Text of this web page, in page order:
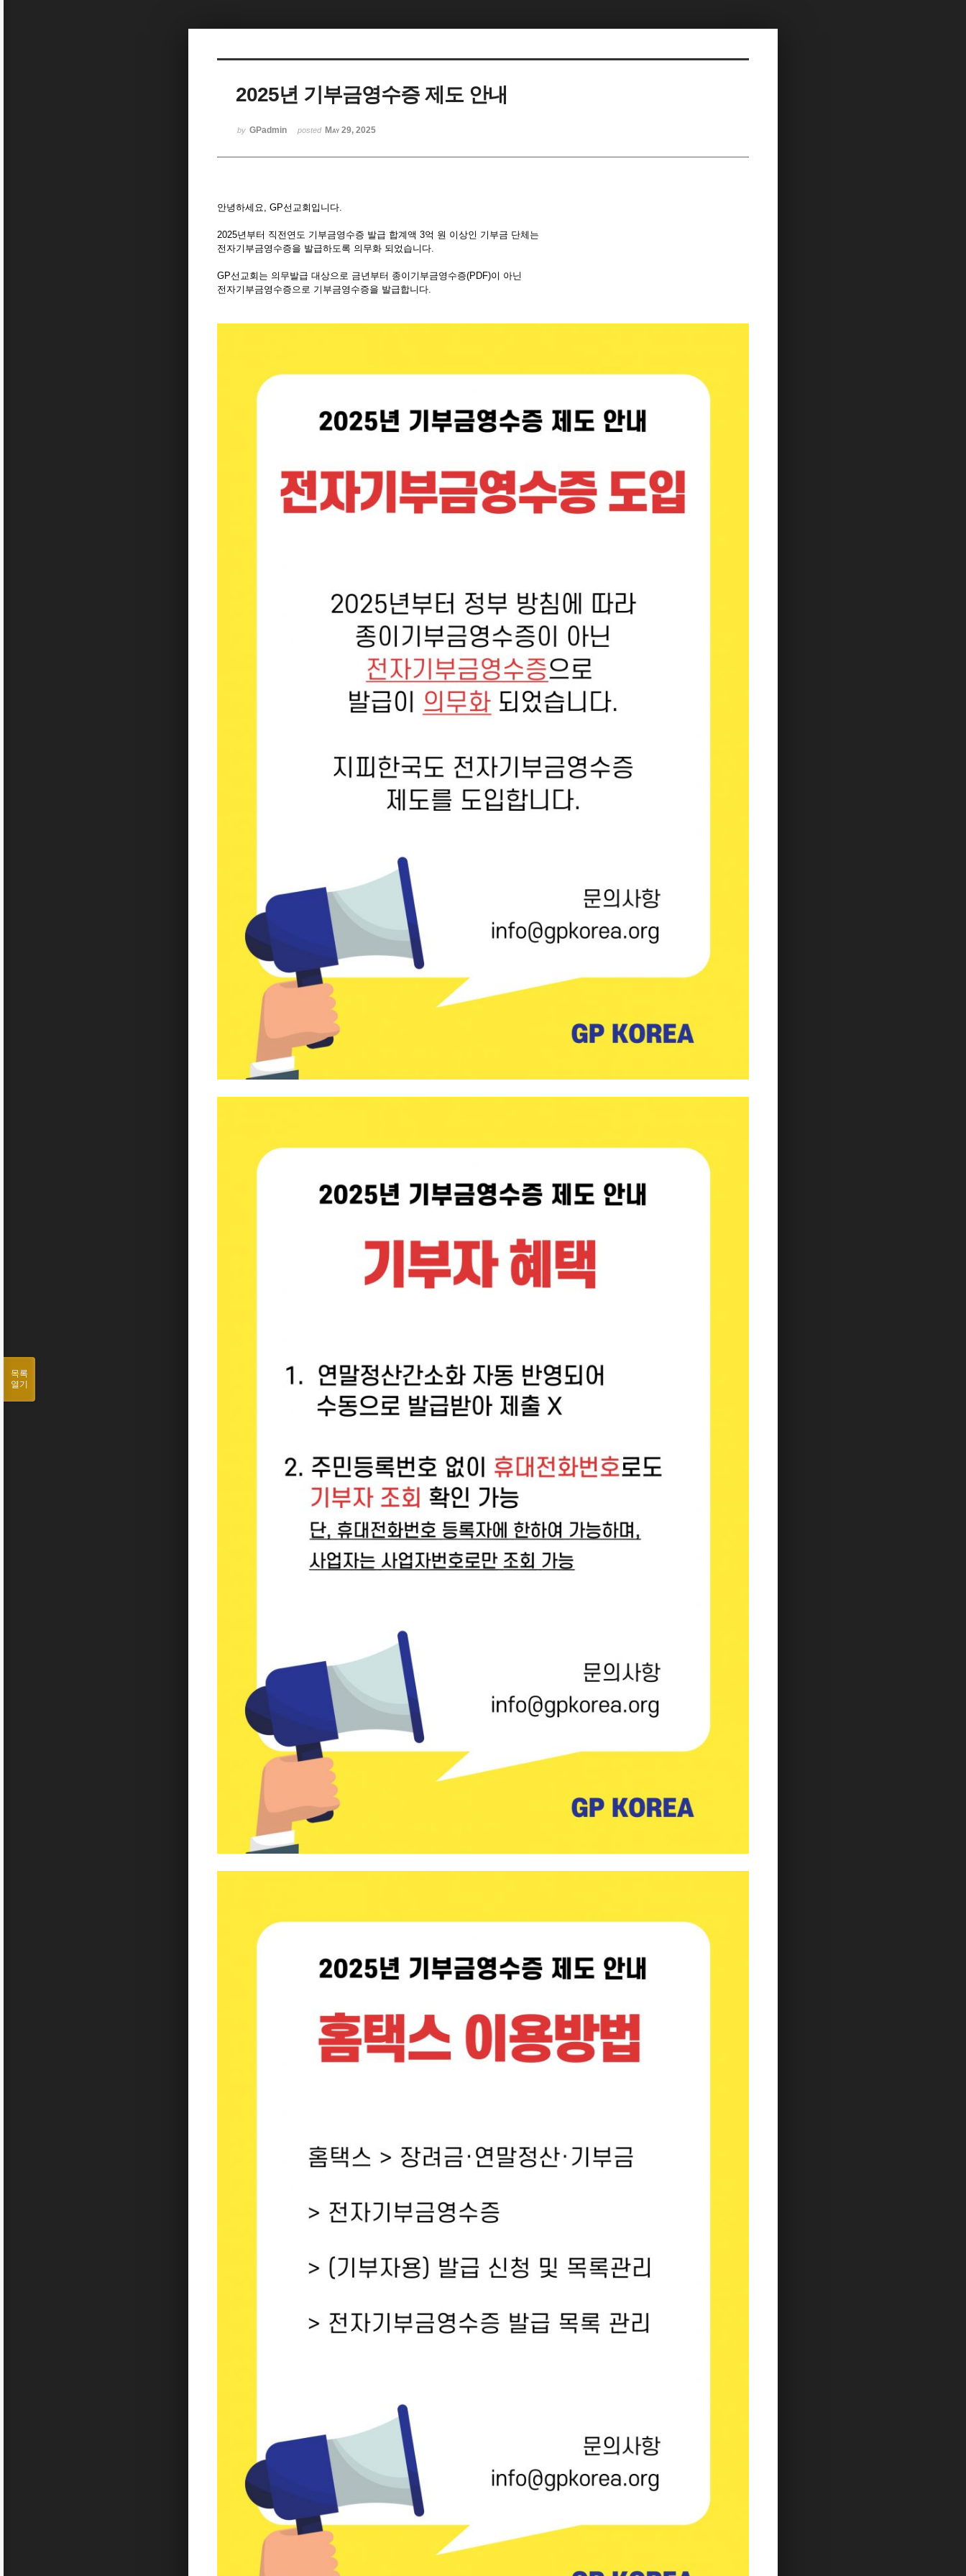
2025년 기부금영수증 제도 안내
by GPadmin posted May 29, 2025
안녕하세요, GP선교회입니다.
2025년부터 직전연도 기부금영수증 발급 합계액 3억 원 이상인 기부금 단체는
전자기부금영수증을 발급하도록 의무화 되었습니다.
GP선교회는 의무발급 대상으로 금년부터 종이기부금영수증(PDF)이 아닌
전자기부금영수증으로 기부금영수증을 발급합니다.
목록
열기
Sketchbook5, 스케치북5
Sketchbook5, 스케치북5